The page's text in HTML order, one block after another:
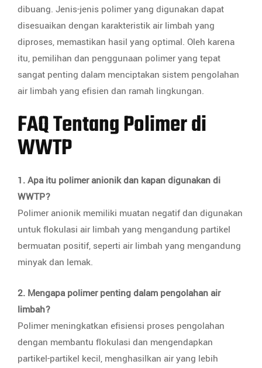
dibuang. Jenis-jenis polimer yang digunakan dapat
disesuaikan dengan karakteristik air limbah yang
diproses, memastikan hasil yang optimal. Oleh karena
itu, pemilihan dan penggunaan polimer yang tepat
sangat penting dalam menciptakan sistem pengolahan
air limbah yang efisien dan ramah lingkungan.
FAQ Tentang Polimer di
WWTP
1. Apa itu polimer anionik dan kapan digunakan di
WWTP?
Polimer anionik memiliki muatan negatif dan digunakan
untuk flokulasi air limbah yang mengandung partikel
bermuatan positif, seperti air limbah yang mengandung
minyak dan lemak.
2. Mengapa polimer penting dalam pengolahan air
limbah?
Polimer meningkatkan efisiensi proses pengolahan
dengan membantu flokulasi dan mengendapkan
partikel-partikel kecil, menghasilkan air yang lebih